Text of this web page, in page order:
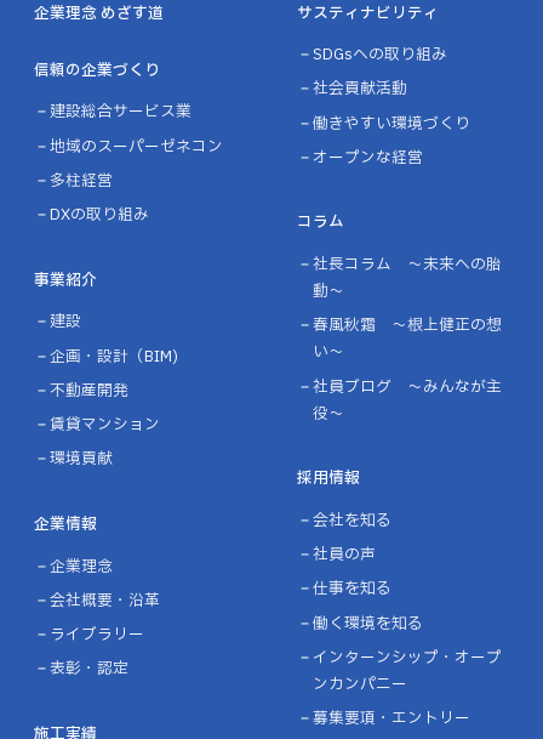
企業理念 めざす道
信頼の企業づくり
建設総合サービス業
地域のスーパーゼネコン
多柱経営
DXの取り組み
事業紹介
建設
企画・設計（BIM)
不動産開発
賃貸マンション
環境貢献
企業情報
企業理念
会社概要・沿革
ライブラリー
表彰・認定
サスティナビリティ
SDGsへの取り組み
社会貢献活動
働きやすい環境づくり
オープンな経営
コラム
社長コラム ～未来への胎
動～
春風秋霜 ～根上健正の想
い～
社員ブログ ～みんなが主
役～
採用情報
会社を知る
社員の声
仕事を知る
働く環境を知る
インターンシップ・オープ
ンカンパニー
募集要項・エントリー